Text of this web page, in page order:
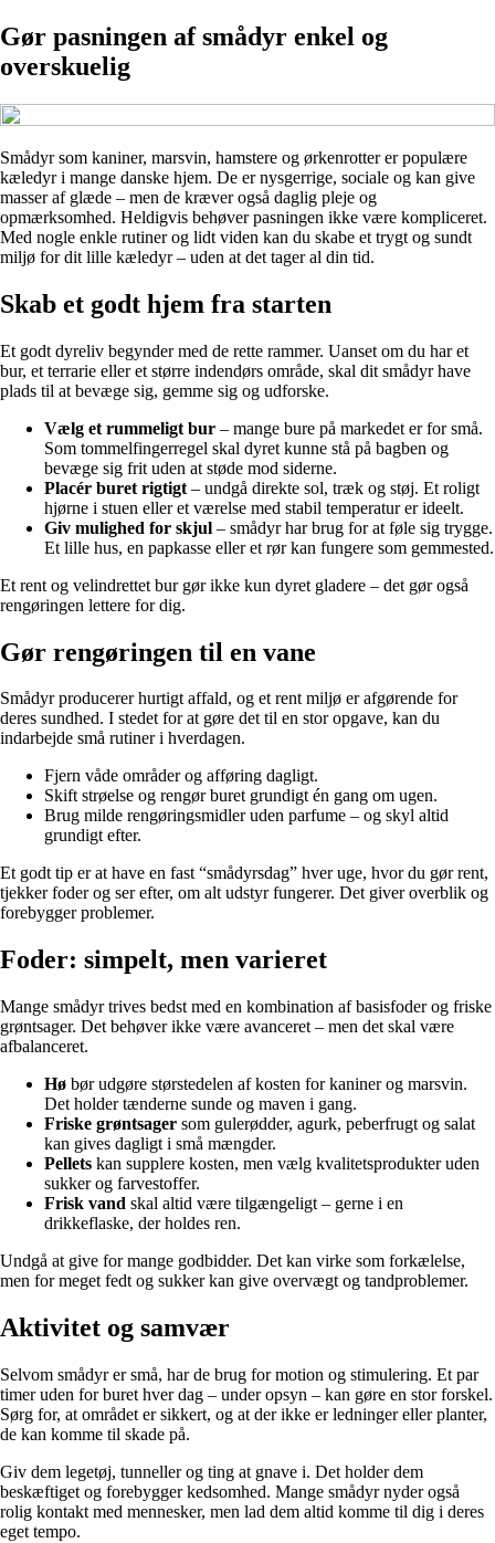
Gør pasningen af smådyr enkel og
overskuelig
Smådyr som kaniner, marsvin, hamstere og ørkenrotter er populære
kæledyr i mange danske hjem. De er nysgerrige, sociale og kan give
masser af glæde – men de kræver også daglig pleje og
opmærksomhed. Heldigvis behøver pasningen ikke være kompliceret.
Med nogle enkle rutiner og lidt viden kan du skabe et trygt og sundt
miljø for dit lille kæledyr – uden at det tager al din tid.
Skab et godt hjem fra starten
Et godt dyreliv begynder med de rette rammer. Uanset om du har et
bur, et terrarie eller et større indendørs område, skal dit smådyr have
plads til at bevæge sig, gemme sig og udforske.
Vælg et rummeligt bur – mange bure på markedet er for små.
Som tommelfingerregel skal dyret kunne stå på bagben og
bevæge sig frit uden at støde mod siderne.
Placér buret rigtigt – undgå direkte sol, træk og støj. Et roligt
hjørne i stuen eller et værelse med stabil temperatur er ideelt.
Giv mulighed for skjul – smådyr har brug for at føle sig trygge.
Et lille hus, en papkasse eller et rør kan fungere som gemmested.
Et rent og velindrettet bur gør ikke kun dyret gladere – det gør også
rengøringen lettere for dig.
Gør rengøringen til en vane
Smådyr producerer hurtigt affald, og et rent miljø er afgørende for
deres sundhed. I stedet for at gøre det til en stor opgave, kan du
indarbejde små rutiner i hverdagen.
Fjern våde områder og afføring dagligt.
Skift strøelse og rengør buret grundigt én gang om ugen.
Brug milde rengøringsmidler uden parfume – og skyl altid
grundigt efter.
Et godt tip er at have en fast “smådyrsdag” hver uge, hvor du gør rent,
tjekker foder og ser efter, om alt udstyr fungerer. Det giver overblik og
forebygger problemer.
Foder: simpelt, men varieret
Mange smådyr trives bedst med en kombination af basisfoder og friske
grøntsager. Det behøver ikke være avanceret – men det skal være
afbalanceret.
Hø bør udgøre størstedelen af kosten for kaniner og marsvin.
Det holder tænderne sunde og maven i gang.
Friske grøntsager som gulerødder, agurk, peberfrugt og salat
kan gives dagligt i små mængder.
Pellets kan supplere kosten, men vælg kvalitetsprodukter uden
sukker og farvestoffer.
Frisk vand skal altid være tilgængeligt – gerne i en
drikkeflaske, der holdes ren.
Undgå at give for mange godbidder. Det kan virke som forkælelse,
men for meget fedt og sukker kan give overvægt og tandproblemer.
Aktivitet og samvær
Selvom smådyr er små, har de brug for motion og stimulering. Et par
timer uden for buret hver dag – under opsyn – kan gøre en stor forskel.
Sørg for, at området er sikkert, og at der ikke er ledninger eller planter,
de kan komme til skade på.
Giv dem legetøj, tunneller og ting at gnave i. Det holder dem
beskæftiget og forebygger kedsomhed. Mange smådyr nyder også
rolig kontakt med mennesker, men lad dem altid komme til dig i deres
eget tempo.